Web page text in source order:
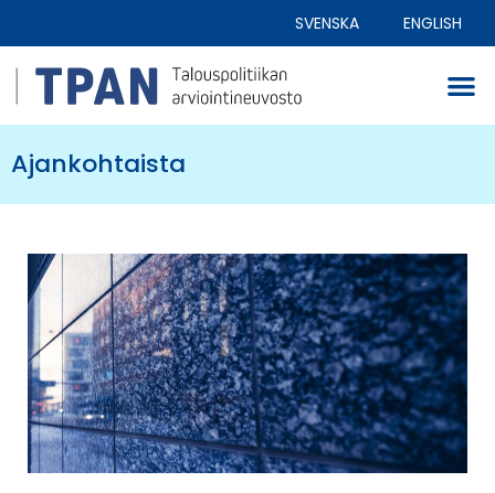
SVENSKA ENGLISH
Ajankohtaista